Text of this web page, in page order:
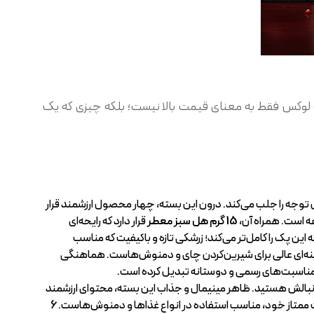
فقط به معنای قیمت بالا نیست؛ بلکه چیزی که یک
را جلب می‌کند. درون این بسته، چهار محصول ارزشمند قرار
است. همراه آن،15 گرم هل سبز معطر
قرار دارد که رایحه‌ای
پک را کامل‌تر می‌کند؛ زرشکی تازه و ‌باکیفیت که مناسب
عالی برای شیرین‌کردن چای و دمنوش‌هاست. هماهنگی
رسمی و دوستانه تبدیل کرده است.
هستید. ظاهر مینیمال و جذاب این بسته، محتوای ارزشمند
خود، مناسب استفاده در انواع غذاها و دمنوش‌هاست.6